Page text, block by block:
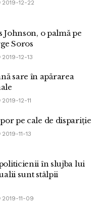
2019-12-22
o palmă pe
Soros
2019-12-13
sare în apărarea
2019-12-11
pe cale de dispariție
2019-11-13
politicienii în slujba lui
sunt stâlpii
2019-11-09